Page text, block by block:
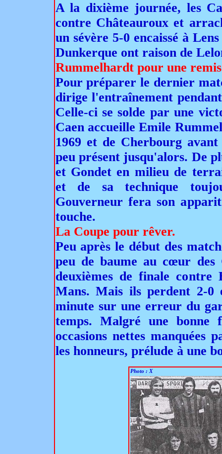
A la dixième journée, les
contre Châteauroux et
un sévère 5-0 encaissé à
Dunkerque ont raison de
Rummelhardt pour une
Pour préparer le dernier
dirige l'entraînement
Celle-ci se solde par une
Caen accueilleEmile
1969 et de Cherbourg
peu présent jusqu'alors. De
et Gondet en milieu de
et de sa technique
Gouverneur fera son
touche.
La Coupe pour rêver.
Peu après le début des
peu de baume au cœur des
deuxièmes de finale
Mans. Mais ils perdent 2-0
minute sur une erreur du
temps. Malgré une
occasions nettes manquées
les honneurs, prélude à une
Photo : X